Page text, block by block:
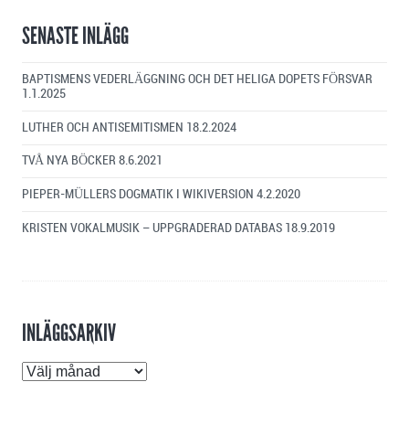
SENASTE INLÄGG
BAPTISMENS VEDERLÄGGNING OCH DET HELIGA DOPETS FÖRSVAR
1.1.2025
LUTHER OCH ANTISEMITISMEN 18.2.2024
TVÅ NYA BÖCKER 8.6.2021
PIEPER-MÜLLERS DOGMATIK I WIKIVERSION 4.2.2020
KRISTEN VOKALMUSIK – UPPGRADERAD DATABAS 18.9.2019
INLÄGGSARKIV
Inläggsarkiv